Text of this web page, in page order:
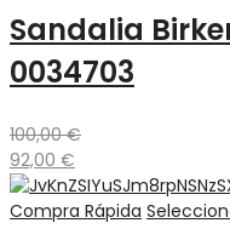
Sandalia
0034703
100,00€
92,00 €
Compra Rápida